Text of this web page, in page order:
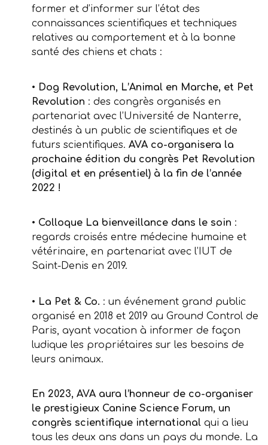
former et d’informer sur l’état des
connaissances scientifiques et techniques
relatives au comportement et à la bonne
santé des chiens et chats :
• Dog Revolution, L’Animal en Marche, et Pet
Revolution : des congrès organisés en
partenariat avec l’Université de Nanterre,
destinés à un public de scientifiques et de
futurs scientifiques. AVA co-organisera la
prochaine édition du congrès Pet Revolution
(digital et en présentiel) à la fin de l’année
2022 !
• Colloque La bienveillance dans le soin :
regards croisés entre médecine humaine et
vétérinaire, en partenariat avec l’IUT de
Saint-Denis en 2019.
• La Pet & Co. : un événement grand public
organisé en 2018 et 2019 au Ground Control de
Paris, ayant vocation à informer de façon
ludique les propriétaires sur les besoins de
leurs animaux.
En 2023, AVA aura l’honneur de co-organiser
le prestigieux Canine Science Forum, un
congrès scientifique international qui a lieu
tous les deux ans dans un pays du monde. La